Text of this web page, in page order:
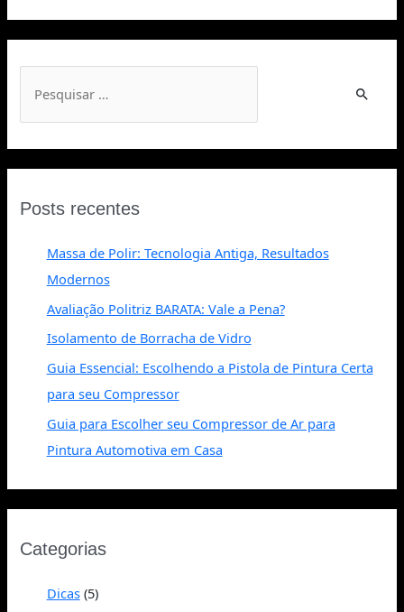
Posts recentes
Massa de Polir: Tecnologia Antiga, Resultados
Modernos
Avaliação Politriz BARATA: Vale a Pena?
Isolamento de Borracha de Vidro
Guia Essencial: Escolhendo a Pistola de Pintura Certa
para seu Compressor
Guia para Escolher seu Compressor de Ar para
Pintura Automotiva em Casa
Categorias
Dicas(5)